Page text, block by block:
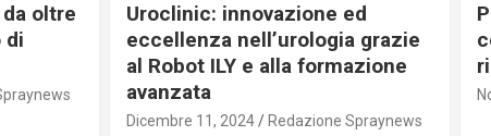
oltre
di
Uroclinic: innovazione ed
eccellenza nell’urologia grazie
al Robot ILY e alla formazione
avanzata
Dicembre 11, 2024 Redazione Spraynews